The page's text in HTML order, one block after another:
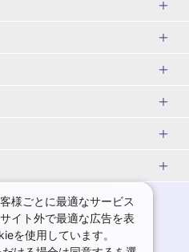
東京→長野 新幹線パック
東京→京都 新幹線パック
西九州新幹線 旅行
岩手旅行・ツアー
秋田旅行・ツアー
ユニバーサル・スタジオ・ジャパ
日帰り旅行
女子旅 国内版
ゴールデンウィーク（GW）の国内
旅行
7月の国内旅行
プライバシーポリシー
規約集
様ごとに最適なサービス
イト外で最適な広告を表
を使用しています。